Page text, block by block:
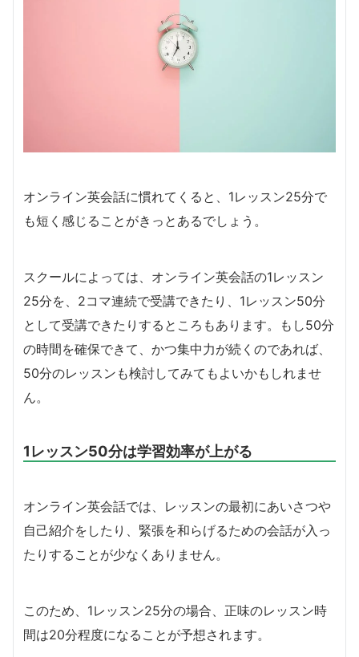
オンライン英会話に慣れてくると、1レッスン25分で
も短く感じることがきっとあるでしょう。
スクールによっては、オンライン英会話の1レッスン
25分を、2コマ連続で受講できたり、1レッスン50分
として受講できたりするところもあります。もし50分
の時間を確保できて、かつ集中力が続くのであれば、
50分のレッスンも検討してみてもよいかもしれませ
ん。
1レッスン50分は学習効率が上がる
オンライン英会話では、レッスンの最初にあいさつや
自己紹介をしたり、緊張を和らげるための会話が入っ
たりすることが少なくありません。
このため、1レッスン25分の場合、正味のレッスン時
間は20分程度になることが予想されます。